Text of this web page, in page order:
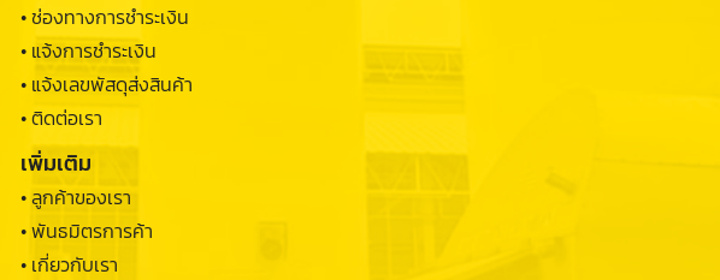
• ช่องทางการชำระเงิน
• แจ้งการชำระเงิน
• แจ้งเลขพัสดุส่งสินค้า
• ติดต่อเรา
เพิ่มเติม
• ลูกค้าของเรา
• พันธมิตรการค้า
• เกี่ยวกับเรา